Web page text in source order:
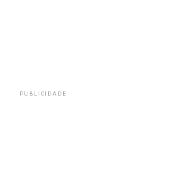
PUBLICIDADE